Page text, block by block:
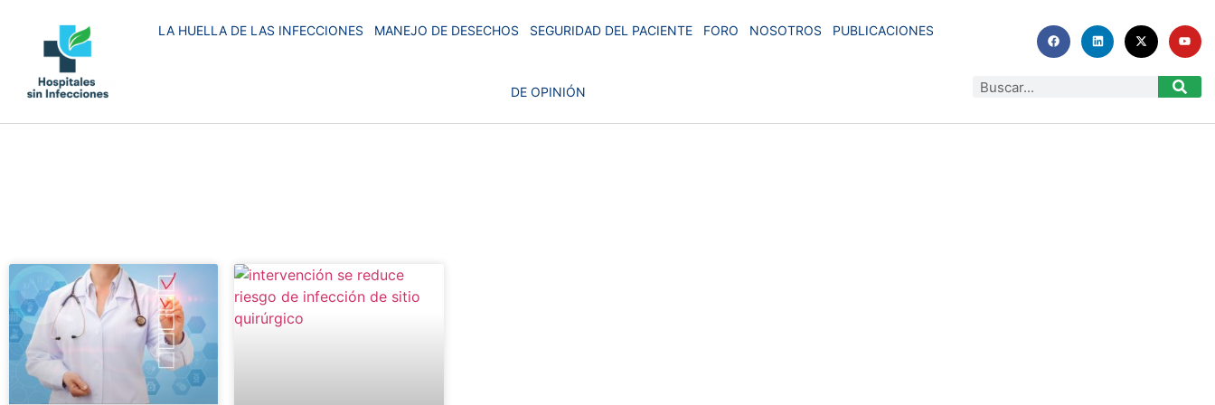
LA HUELLA DE LAS INFECCIONES MANEJO DE DESECHOS SEGURIDAD DEL PACIENTE FORO NOSOTROS PUBLICACIONES
DE OPINIÓN